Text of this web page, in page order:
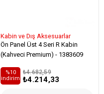
Kabin ve Dış Aksesuarlar
Ön Panel Üst 4 Seri R Kabin
(Kahveci Premium) - 1383609
₺4.214,33
₺4.682,59
%10
i̇ndirim